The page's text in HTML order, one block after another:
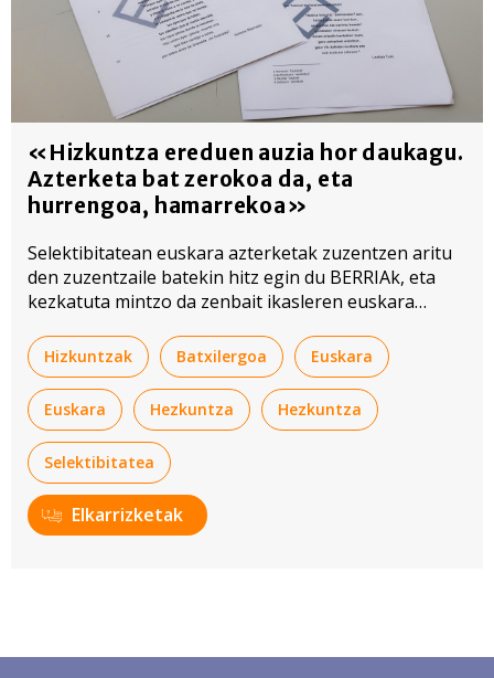
«Hizkuntza ereduen auzia hor daukagu.
Azterketa bat zerokoa da, eta
hurrengoa, hamarrekoa»
Selektibitatean euskara azterketak zuzentzen aritu
den zuzentzaile batekin hitz egin du BERRIAk, eta
kezkatuta mintzo da zenbait ikasleren euskara
duela».
Hizkuntzak Batxilergoa Euskara
Euskara Hezkuntza Hezkuntza
Selektibitatea
Elkarrizketak